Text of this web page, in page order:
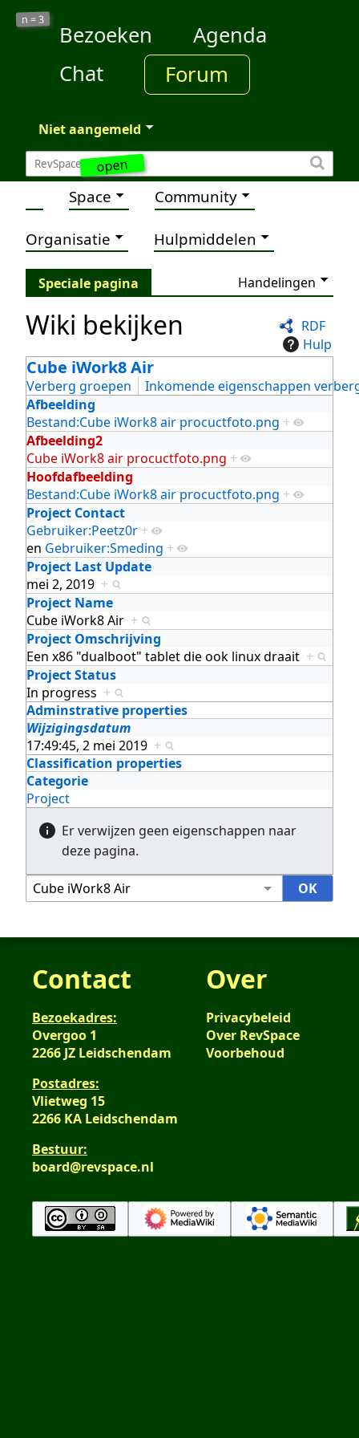
open
n =3
Bezoeken
Agenda
Chat
Forum
Niet aangemeld
Space Community
Organisatie Hulpmiddelen
Speciale pagina Handelingen
RDF
Hulp
Wiki bekijken
Cube iWork8 Air
Verberg groepen
Inkomende eigenschappen
Afbeelding
Bestand:Cube iWork8 air procuctfoto.png +
Afbeelding2
Cube iWork8 air procuctfoto.png +
Hoofdafbeelding
Bestand:Cube iWork8 air procuctfoto.png +
Project Contact
Gebruiker:Peetz0r +
en Gebruiker:Smeding +
Project Last Update
mei 2, 2019 +
Project Name
Cube iWork8 Air +
Project Omschrijving
Een x86 "dualboot" tablet die ook linux draait +
Project Status
In progress +
Adminstrative properties
Wijzigingsdatum
17:49:45, 2 mei 2019 +
Classification properties
Categorie
Project
Er verwijzen geen eigenschappen naar
deze pagina.
Contact
Bezoekadres:
Overgoo 1
2266 JZ Leidschendam
Postadres:
Vlietweg 15
2266 KA Leidschendam
Bestuur:
board@revspace.nl
Over
Privacybeleid
Over RevSpace
Voorbehoud